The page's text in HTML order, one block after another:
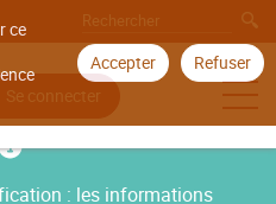
ce
Accepter Refuser
Se connecter
: les informations